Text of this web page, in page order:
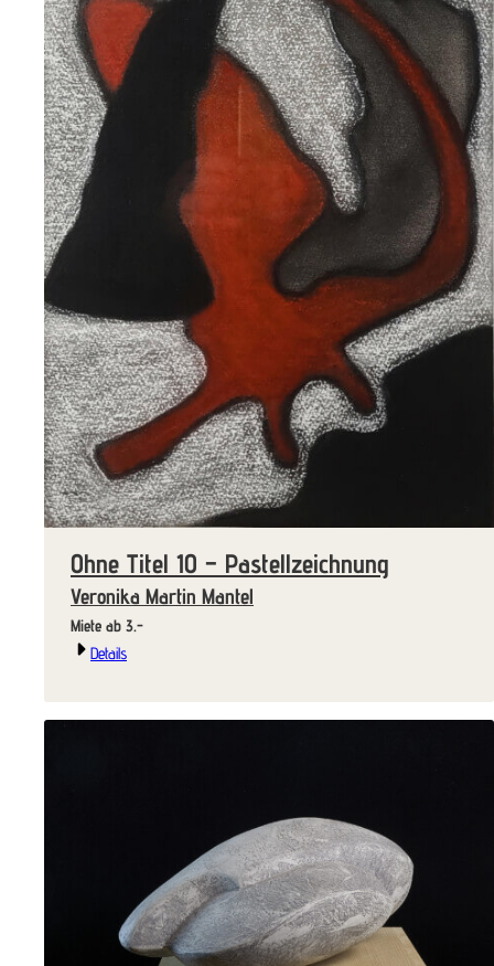
Ohne Titel 10 – Pastellzeichnung
Veronika Martin Mantel
Miete ab 3.-
Details